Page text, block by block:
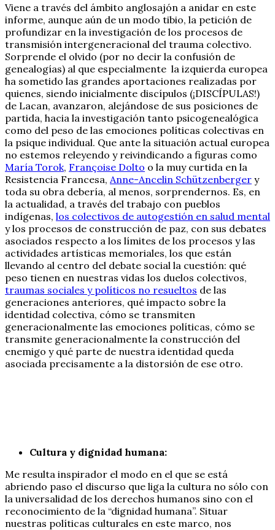
Viene a través del ámbito anglosajón a anidar en este
informe, aunque aún de un modo tibio, la petición de
profundizar en la investigación de los procesos de
transmisión intergeneracional del trauma colectivo.
Sorprende el olvido (por no decir la confusión de
genealogías) al que especialmente la izquierda europea
ha sometido las grandes aportaciones realizadas por
quienes, siendo inicialmente discípulos (¡DISCÍPULAS!)
de Lacan, avanzaron, alejándose de sus posiciones de
partida, hacia la investigación tanto psicogenealógica
como del peso de las emociones políticas colectivas en
la psique individual. Que ante la situación actual europea
no estemos releyendo y reivindicando a figuras como
María Torok, Françoise Dolto o la muy curtida en la
Resistencia Francesa, Anne-Ancelin Schützenberger y
toda su obra debería, al menos, sorprendernos. Es, en
la actualidad, a través del trabajo con pueblos
indígenas, los colectivos de autogestión en salud mental
y los procesos de construcción de paz, con sus debates
asociados respecto a los límites de los procesos y las
actividades artísticas memoriales, los que están
llevando al centro del debate social la cuestión: qué
peso tienen en nuestras vidas los duelos colectivos,
traumas sociales y políticos no resueltos de las
generaciones anteriores, qué impacto sobre la
identidad colectiva, cómo se transmiten
generacionalmente las emociones políticas, cómo se
transmite generacionalmente la construcción del
enemigo y qué parte de nuestra identidad queda
asociada precisamente a la distorsión de ese otro.
Cultura y dignidad humana:
Me resulta inspirador el modo en el que se está
abriendo paso el discurso que liga la cultura no sólo con
la universalidad de los derechos humanos sino con el
reconocimiento de la “dignidad humana”. Situar
nuestras políticas culturales en este marco, nos